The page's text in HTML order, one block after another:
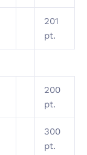
201
pt.
200
pt.
300
pt.